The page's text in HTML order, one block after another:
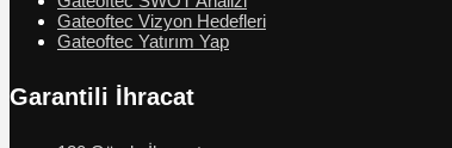
Gateoftec Vizyon Hedefleri
Gateoftec Yatırım Yap
Garantili İhracat